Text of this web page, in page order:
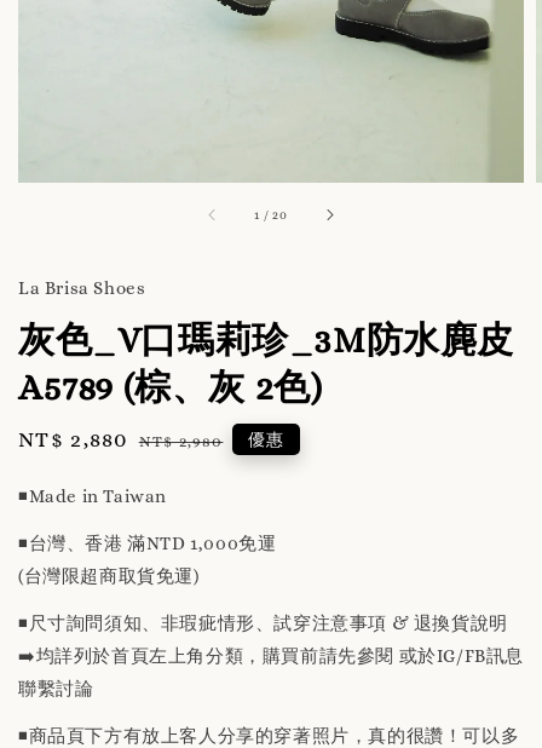
1 /20
La Brisa Shoes
灰色_V口瑪莉珍_3M防水麂皮
A5789 (棕、灰 2色)
Sale
NT$ 2,880 Regular
NT$ 2,980 優惠
◾️Made in Taiwan
◾️台灣、香港 滿NTD 1,000免運
(台灣限超商取貨免運)
◾️尺寸詢問須知、非瑕疵情形、試穿注意事項 & 退換貨說明
➡️均詳列於首頁左上角分類，購買前請先參閱 或於IG/FB訊息
聯繫討論
◾️商品頁下方有放上客人分享的穿著照片，真的很讚！可以多